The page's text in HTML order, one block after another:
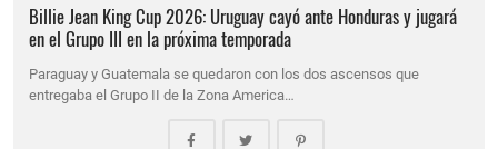
Billie Jean King Cup 2026: Uruguay cayó ante Honduras y jugará
en el Grupo III en la próxima temporada
Paraguay y Guatemala se quedaron con los dos ascensos que
entregaba el Grupo II de la Zona America…